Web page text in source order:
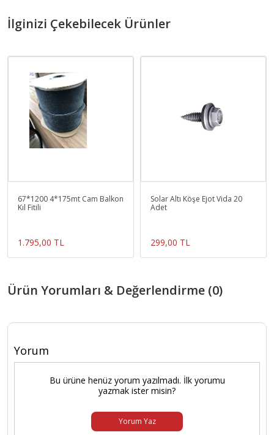
İlginizi Çekebilecek Ürünler
67*1200 4*175mt Cam Balkon
Kıl Fitili
1.795,00 TL
Solar Altı Köşe Ejot Vida 20
Adet
299,00 TL
Ürün Yorumları & Değerlendirme (0)
Yorum
Bu ürüne henüz yorum yazılmadı. İlk yorumu
yazmak ister misin?
Yorum Yaz